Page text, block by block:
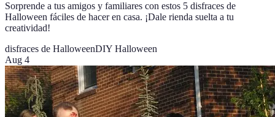
Sorprende a tus amigos y familiares con estos 5 disfraces de
Halloween fáciles de hacer en casa. ¡Dale rienda suelta a tu
creatividad!
disfraces de HalloweenDIY Halloween
Aug 4